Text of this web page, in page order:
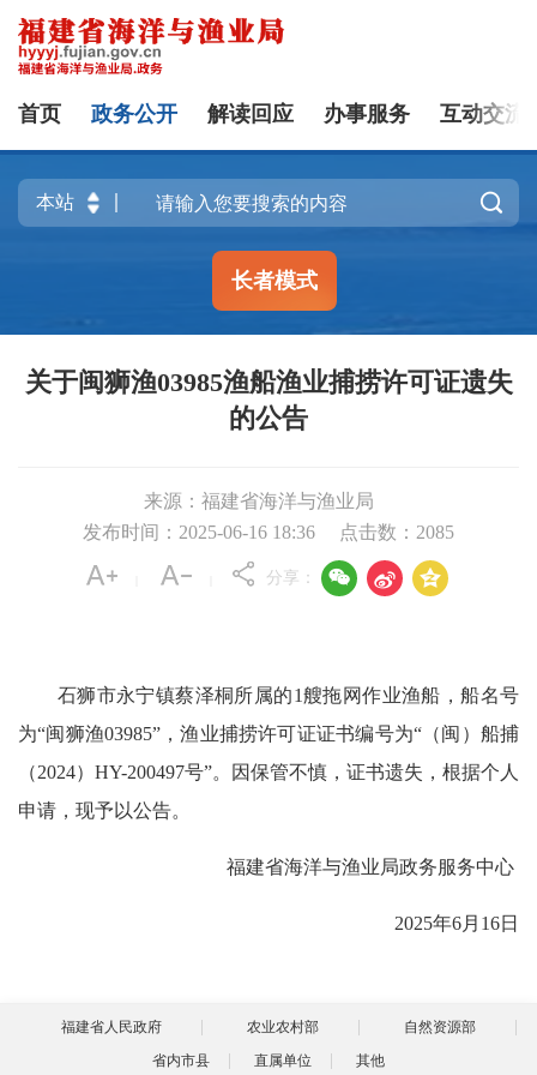
首页 政务公开 解读回应 办事服务 互动交流

长者模式
关于闽狮渔03985渔船渔业捕捞许可证遗失
的公告
来源：福建省海洋与渔业局
发布时间：2025-06-16 18:36
点击数： 2085
分享：   
石狮市永宁镇蔡泽桐所属的1艘拖网作业渔船，船名号
为“闽狮渔03985”，渔业捕捞许可证证书编号为“（闽）船捕
（2024）HY-200497号”。因保管不慎，证书遗失，根据个人
申请，现予以公告。
福建省海洋与渔业局政务服务中心
2025年6月16日
福建省人民政府 农业农村部
自然资源部
省内市县
直属单位 其他